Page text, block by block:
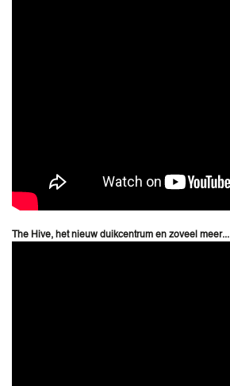
The Hive, het nieuw duikcentrum en zoveel meer...